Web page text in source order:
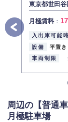
4.個人情報の第三
法的義務など正当な
情報をご本人の同意
5.個人情報の開示
お客様ご本人から自
ん）。
また、個人情報の内
6.個人情報管理の社
弊社社員全員が、個
東京都世田
月極賃料：
入出庫可能
設備
平置き
車両制限
周辺の【普通車
月極駐車場